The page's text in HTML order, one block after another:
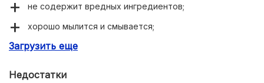
не содержит вредных ингредиентов;
хорошо мылится и смывается;
увлажняет;
Загрузить еще
Недостатки